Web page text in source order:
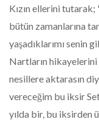
Kızın ellerini tutarak;
bütün zamanlarına
yaşadıklarımı senin
Nartların hikayelerini
nesillere aktarasın
vereceğim bu iksir
yılda bir, bu iksirden